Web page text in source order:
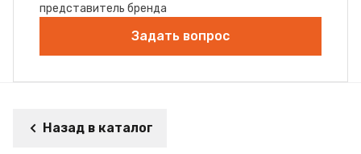
представитель бренда
Задать вопрос
Назад в каталог